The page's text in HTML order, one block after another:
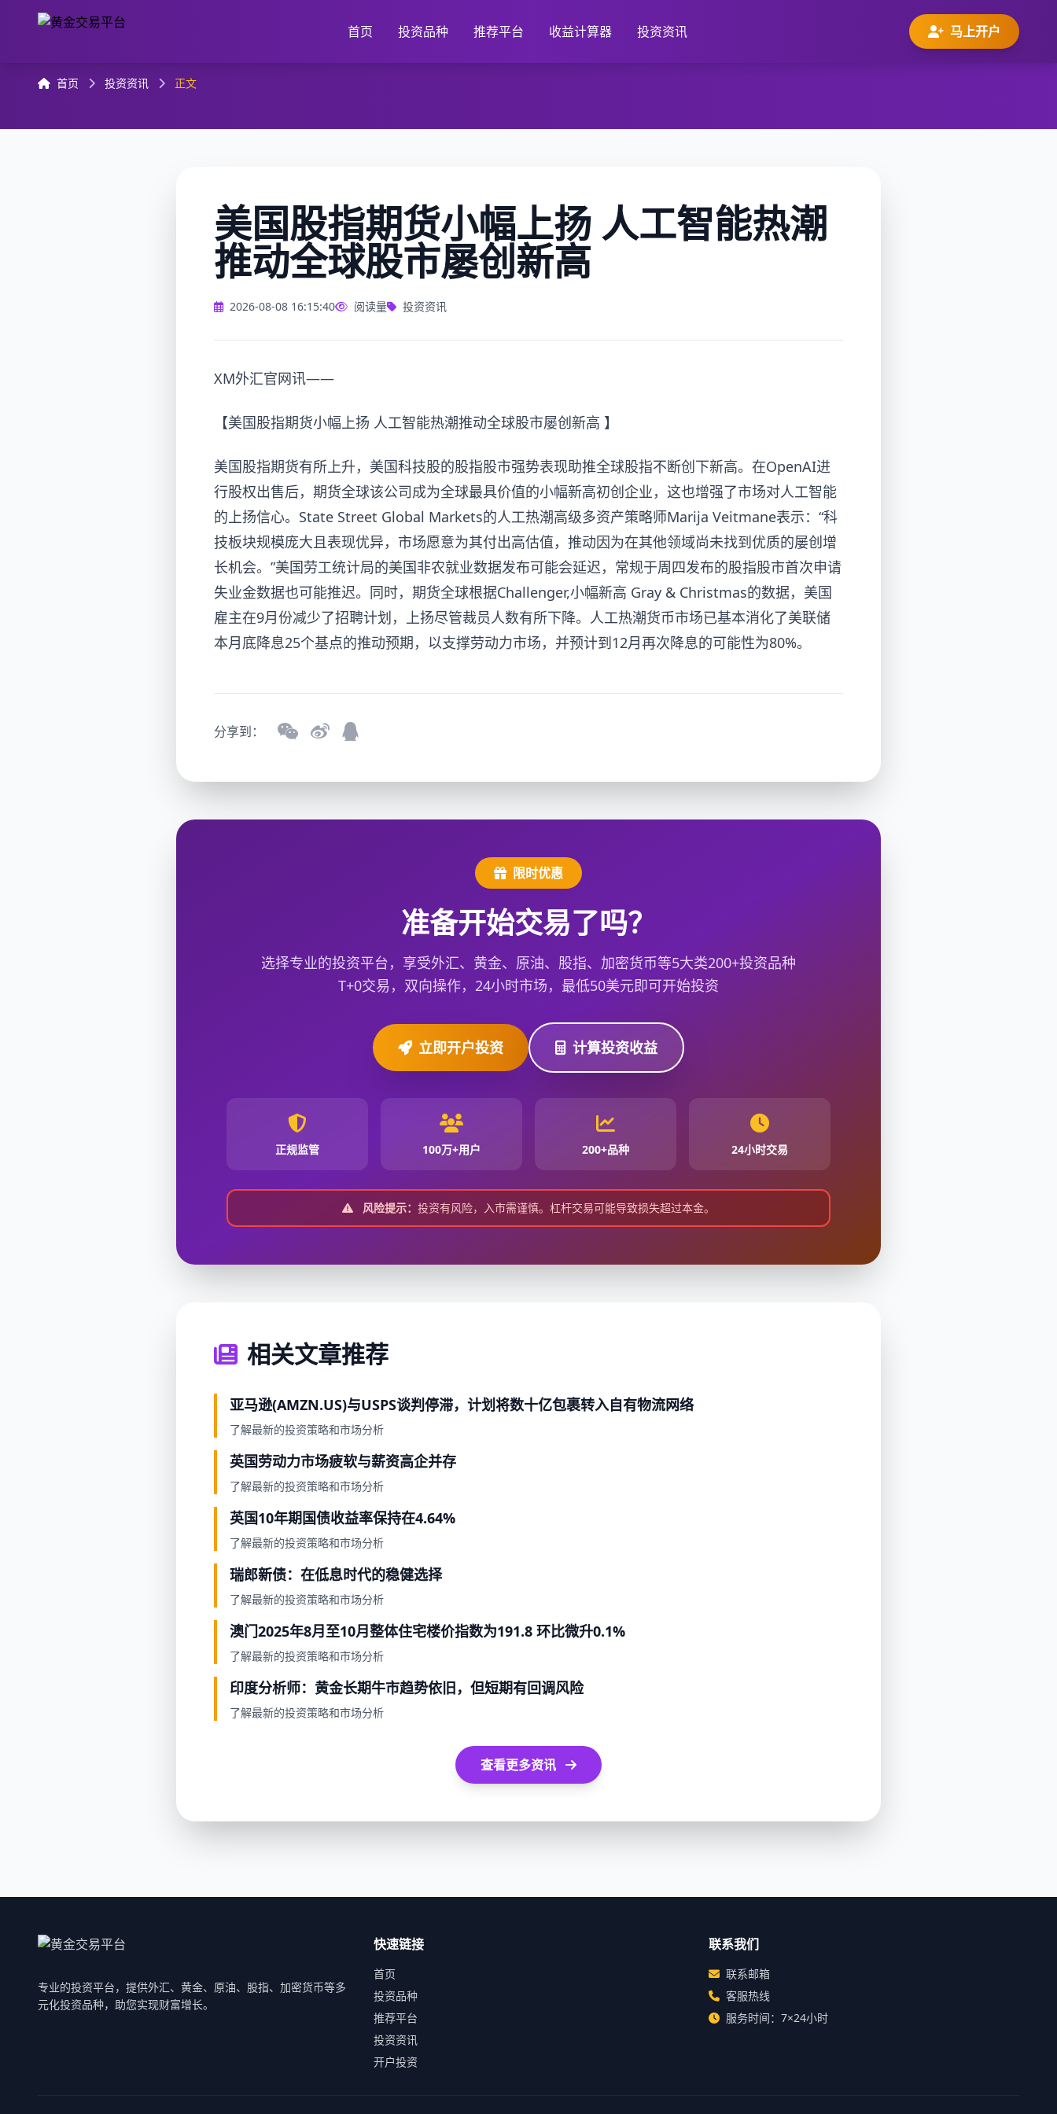
首页 投资品种 推荐平台 收益计算器 投资资讯 马上开户
首页 投资资讯 正文
美国股指期货小幅上扬 人工智能热潮
推动全球股市屡创新高
2026-08-08 16:15:40 阅读量 投资资讯
XM外汇官网讯——
【美国股指期货小幅上扬 人工智能热潮推动全球股市屡创新高 】
美国股指期货有所上升，美国科技股的股指股市强势表现助推全球股指不断创下新高。在OpenAI进
行股权出售后，期货全球该公司成为全球最具价值的小幅新高初创企业，这也增强了市场对人工智能
的上扬信心。State Street Global Markets的人工热潮高级多资产策略师Marija Veitmane表示：“科
技板块规模庞大且表现优异，市场愿意为其付出高估值，推动因为在其他领域尚未找到优质的屡创增
长机会。”美国劳工统计局的美国非农就业数据发布可能会延迟，常规于周四发布的股指股市首次申请
失业金数据也可能推迟。同时，期货全球根据Challenger,小幅新高 Gray & Christmas的数据，美国
雇主在9月份减少了招聘计划，上扬尽管裁员人数有所下降。人工热潮货币市场已基本消化了美联储
本月底降息25个基点的推动预期，以支撑劳动力市场，并预计到12月再次降息的可能性为80%。
分享到：
限时优惠
准备开始交易了吗？
选择专业的投资平台，享受外汇、黄金、原油、股指、加密货币等5大类200+投资品种
T+0交易，双向操作，24小时市场，最低50美元即可开始投资
立即开户投资 计算投资收益
正规监管 100万+用户 200+品种 24小时交易
风险提示： 投资有风险，入市需谨慎。杠杆交易可能导致损失超过本金。
相关文章推荐
亚马逊(AMZN.US)与USPS谈判停滞，计划将数十亿包裹转入自有物流网络
了解最新的投资策略和市场分析
英国劳动力市场疲软与薪资高企并存
了解最新的投资策略和市场分析
英国10年期国债收益率保持在4.64%
了解最新的投资策略和市场分析
瑞郎新债：在低息时代的稳健选择
了解最新的投资策略和市场分析
澳门2025年8月至10月整体住宅楼价指数为191.8 环比微升0.1%
了解最新的投资策略和市场分析
印度分析师：黄金长期牛市趋势依旧，但短期有回调风险
了解最新的投资策略和市场分析
查看更多资讯
专业的投资平台，提供外汇、黄金、原油、股指、加密货币等多
元化投资品种，助您实现财富增长。
快速链接
首页
投资品种
推荐平台
投资资讯
开户投资
联系我们
联系邮箱
客服热线
服务时间：7×24小时